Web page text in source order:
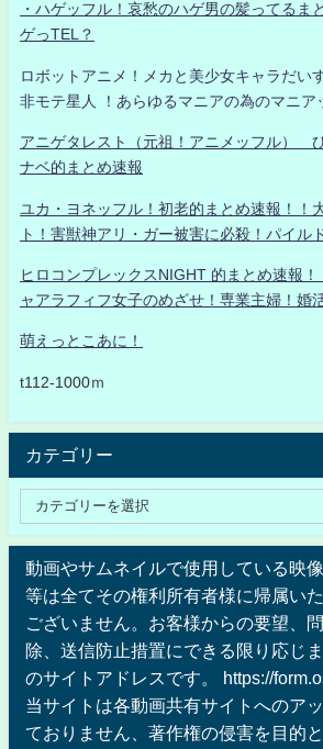
・ハゲッフル！哀愁のハゲ男の髪ってるま
ゲっTEL？
ロボットアニメ！メカと美少女キャラだい
非モテ星人 ！あらゆるマニアの為のマニア
アニゲタレスト（元祖！アニメッフル）
ナベ的まとめ速報
ユカ・ヨネッフル！初老的まとめ速報！！
ト！害獣神アリ・ガー被害に必殺！パイル
ヒロコンプレックスNIGHT 的まとめ速報
ャアラフィフ女子のめざせ！専業主婦！婚
萌えっとこあに！
t112-1000ｍ
カテゴリー
動画やサムネイルで使用している映
等は全てその権利所有者様に帰属い
ございません。お客様からの要望、
除、送信防止措置にできる限り応じ
のサイトアドレスです。 https://
当サイトは各動画共有サイトへのア
ておりません、著作権の侵害を目的